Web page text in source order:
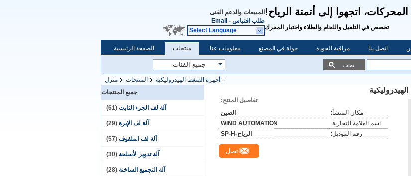
اتجهوا إلى أتمتة الرياح!
تخصص في التلفيل واللحام والطلاء واختبار المحرك
المبيعات والدعم الفنى
طلب اقتباس -
Email
Select Language
الصفحة الرئيسية منتجات معلومات عنا جولة في المصنع مراقبة الجودة اتصل بنا
بحث
منزل المنتجات أجهزة الضغط الهيدروليكية
جميع المنتجات
آلة لف الجزء الثابت (61)
آلة لف الإبرة (29)
آلة لف الملفوف (57)
آلة تدوير الأسلحة (30)
آلة التجميع الساخنة (28)
تفاصيل المنتج:
مكان المنشأ:
الصين
اسم العلامة التجارية:
WIND AUTOMATION
رقم الموديل:
الرياح-SP-H
اتصل